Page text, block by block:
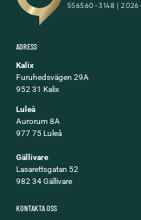
ADRESS
Kalix
Furuhedsvägen 29A
952 31 Kalix
Luleå
Aurorum 8A
977 75 Luleå
Gällivare
Lasarettsgatan 52
982 34 Gällivare
KONTAKTA OSS